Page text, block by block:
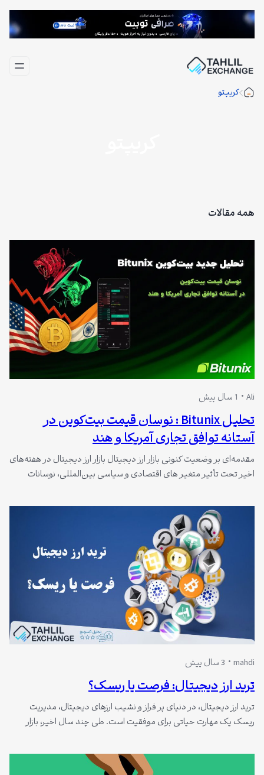
رفتن
کریپتو
همه مقالات
Ali 1 سال پیش
تحلیل Bitunix : نوسان قیمت بیت‌کوین در
آستانه توافق تجاری آمریکا و هند
مقدمه‌ای بر وضعیت کنونی بازار ارز دیجیتال بازار ارز دیجیتال در هفته‌های
اخیر تحت‌ تأثیر متغیر های اقتصادی و سیاسی بین‌المللی، نوسانات
همچنان در کانون توجه سرمایه‌ گذاران قرار دارد؛ به‌ویژه در شرایطی که
اخبار مربوط به مذاکرات تجاری بین آمریکا و هند…
mahdi 3 سال پیش
ترید ارز دیجیتال: فرصت یا ریسک؟
ترید ارز دیجیتال، در دنیای پر فراز و نشیب ارزهای دیجیتال، مدیریت
ریسک یک مهارت حیاتی برای موفقیت است. طی چند سال اخیر، بازار
نوسان‌پذیری باعث شده تا فرصت‌های طلایی برای سودآوری فراهم شود،
اما پیش از هر اقدامی، ضروری است که به چگونگی…